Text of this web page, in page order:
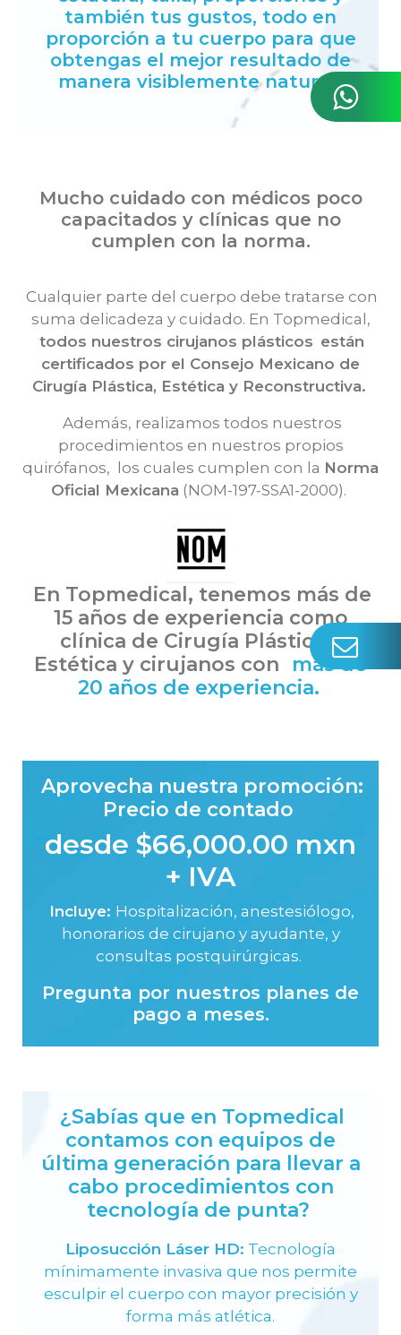
también tus gustos, todo en
proporción a tu cuerpo para que
obtengas el mejor resultado de
manera visiblemente natural.
Mucho cuidado con médicos poco
capacitados y clínicas que no
cumplen con la norma.
Cualquier parte del cuerpo debe tratarse con
suma delicadeza y cuidado. En Topmedical,
todos nuestros cirujanos plásticos están
certificados por el Consejo Mexicano de
Cirugía Plástica, Estética y Reconstructiva.
Además, realizamos todos nuestros
procedimientos en nuestros propios
quirófanos, los cuales cumplen con la Norma
Oficial Mexicana (NOM-197-SSA1-2000).
En Topmedical, tenemos más de
15 años de experiencia como
clínica de Cirugía Plástica y
Estética y cirujanos con
más de
20 años de experiencia.
Aprovecha nuestra promoción:
Precio de contado
desde $66,000.00 mxn
+ IVA
Incluye: Hospitalización, anestesiólogo,
honorarios de cirujano y ayudante, y
consultas postquirúrgicas.
Pregunta por nuestros planes de
pago a meses.
¿Sabías que en Topmedical
contamos con equipos de
última generación para llevar a
cabo procedimientos con
tecnología de punta?
Liposucción Láser HD: Tecnología
mínimamente invasiva que nos permite
esculpir el cuerpo con mayor precisión y
forma más atlética.